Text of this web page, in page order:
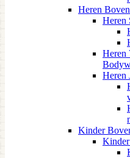
Heren
Heren
Heren
Heren
Kinder